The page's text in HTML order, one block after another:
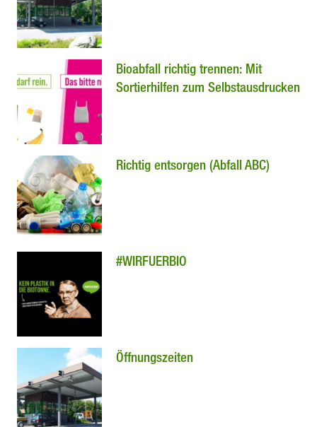
Bioabfall richtig trennen: Mit
Sortierhilfen zum Selbstausdrucken
Richtig entsorgen (Abfall ABC)
#WIRFUERBIO
Öffnungszeiten